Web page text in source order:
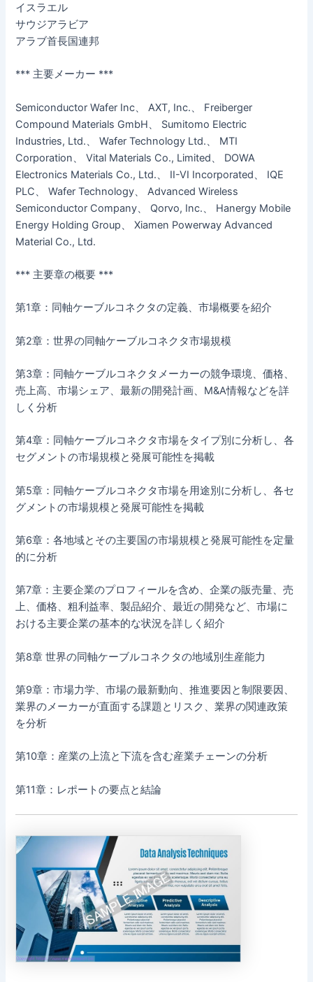
イスラエル
サウジアラビア
アラブ首長国連邦
*** 主要メーカー ***
Semiconductor Wafer Inc、 AXT, Inc.、 Freiberger
Compound Materials GmbH、 Sumitomo Electric
Industries, Ltd.、 Wafer Technology Ltd.、 MTI
Corporation、 Vital Materials Co., Limited、 DOWA
Electronics Materials Co., Ltd.、 II-VI Incorporated、 IQE
PLC、 Wafer Technology、 Advanced Wireless
Semiconductor Company、 Qorvo, Inc.、 Hanergy Mobile
Energy Holding Group、 Xiamen Powerway Advanced
Material Co., Ltd.
*** 主要章の概要 ***
第1章：同軸ケーブルコネクタの定義、市場概要を紹介
第2章：世界の同軸ケーブルコネクタ市場規模
第3章：同軸ケーブルコネクタメーカーの競争環境、価格、
売上高、市場シェア、最新の開発計画、M&A情報などを詳
しく分析
第4章：同軸ケーブルコネクタ市場をタイプ別に分析し、各
セグメントの市場規模と発展可能性を掲載
第5章：同軸ケーブルコネクタ市場を用途別に分析し、各セ
グメントの市場規模と発展可能性を掲載
第6章：各地域とその主要国の市場規模と発展可能性を定量
的に分析
第7章：主要企業のプロフィールを含め、企業の販売量、売
上、価格、粗利益率、製品紹介、最近の開発など、市場に
おける主要企業の基本的な状況を詳しく紹介
第8章 世界の同軸ケーブルコネクタの地域別生産能力
第9章：市場力学、市場の最新動向、推進要因と制限要因、
業界のメーカーが直面する課題とリスク、業界の関連政策
を分析
第10章：産業の上流と下流を含む産業チェーンの分析
第11章：レポートの要点と結論